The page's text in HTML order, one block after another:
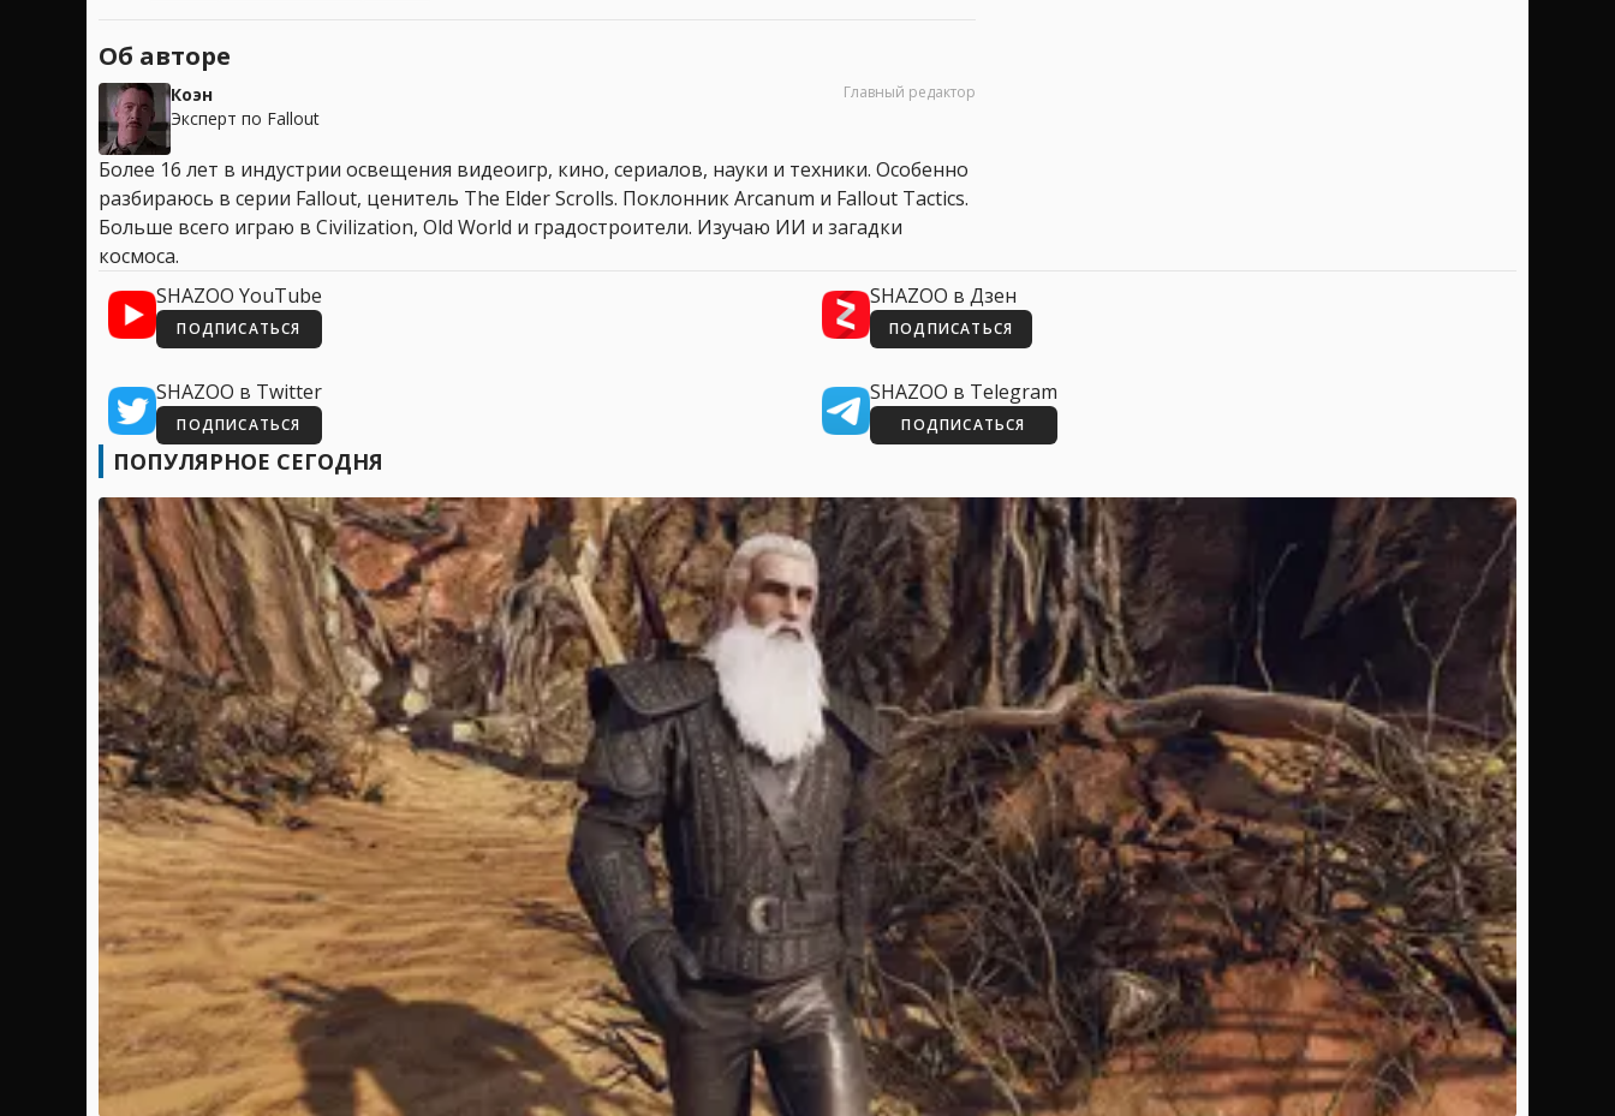
Об авторе
Коэн
Эксперт по Fallout
Главный редактор
Более 16 лет в индустрии освещения видеоигр, кино, сериалов, науки и техники. Особенно
разбираюсь в серии Fallout, ценитель The Elder Scrolls. Поклонник Arcanum и Fallout Tactics.
Больше всего играю в Civilization, Old World и градостроители. Изучаю ИИ и загадки
космоса.
SHAZOO YouTube
ПОДПИСАТЬСЯ
SHAZOO в Дзен
ПОДПИСАТЬСЯ
SHAZOO в Twitter
ПОДПИСАТЬСЯ
SHAZOO в Telegram
ПОДПИСАТЬСЯ
ПОПУЛЯРНОЕ СЕГОДНЯ